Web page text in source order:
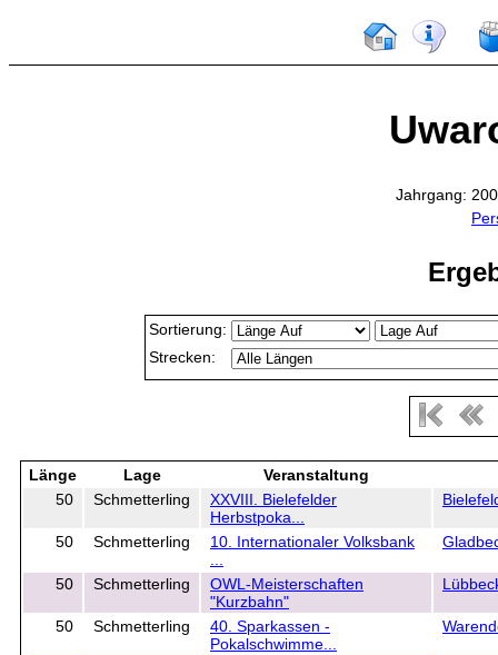
Jahrgang:
Sortierung:
Strecken:
Länge Lage
Veranstaltung
50
Schmetterling
XXVIII. Bielefelder
Herbstpoka...
50 Schmetterling
10. Internationaler Volksbank
50 Schmetterling
OWL-Meisterschaften
"Kurzbahn"
50 Schmetterling
40. Sparkassen -
Pokalschwimme...